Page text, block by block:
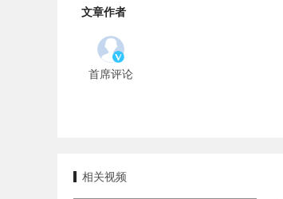
文章作者
首席评论
相关视频